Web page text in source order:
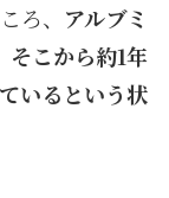
ろ、 アルブミ
そこから約1年
いるという状